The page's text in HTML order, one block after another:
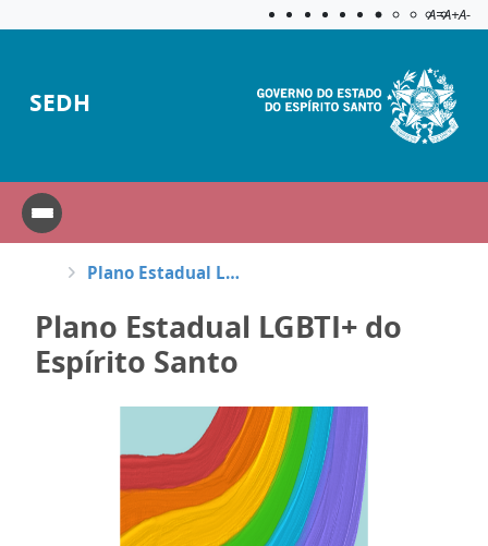
Aplicar
A=A+A-
SEDH
Plano Estadual LGBTI+ do Espírito Santo
Plano Estadual LGBTI+ do
Espírito Santo